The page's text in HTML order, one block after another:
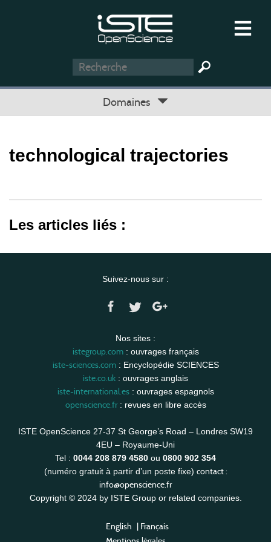
Domaines
technological trajectories
Les articles liés :
Suivez-nous sur :
Nos sites :
istegroup.com: ouvrages français
iste-sciences.com: Encyclopédie SCIENCES
iste.co.uk : ouvrages anglais
iste-international.es: ouvrages espagnols
openscience.fr: revues en libre accès
ISTE OpenScience 27-37 St George’s Road – Londres SW19
4EU – Royaume-Uni
Tel : 0044 208 879 4580 ou 0800 902 354
(numéro gratuit à partir d’un poste fixe) contact :
info@openscience.fr
Copyright © 2024 by ISTE Group or related companies.
English | Français